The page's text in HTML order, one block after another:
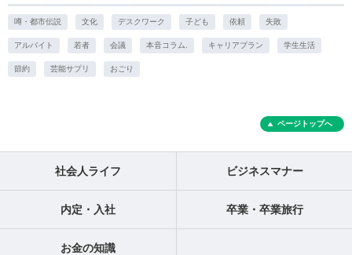
噂・都市伝説 文化 デスクワーク 子ども 依頼 失敗
アルバイト 若者 会議 本音コラム. キャリアプラン 学生生活
節約 芸能サプリ おごり
ページトップへ
社会人ライフ ビジネスマナー
内定・入社 卒業・卒業旅行
お金の知識